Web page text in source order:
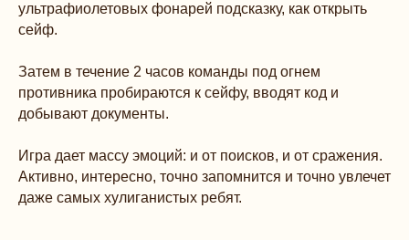
ультрафиолетовых фонарей подсказку, как открыть
сейф.
Затем в течение 2 часов команды под огнем
противника пробираются к сейфу, вводят код и
добывают документы.
Игра дает массу эмоций: и от поисков, и от сражения.
Активно, интересно, точно запомнится и точно увлечет
даже самых хулиганистых ребят.